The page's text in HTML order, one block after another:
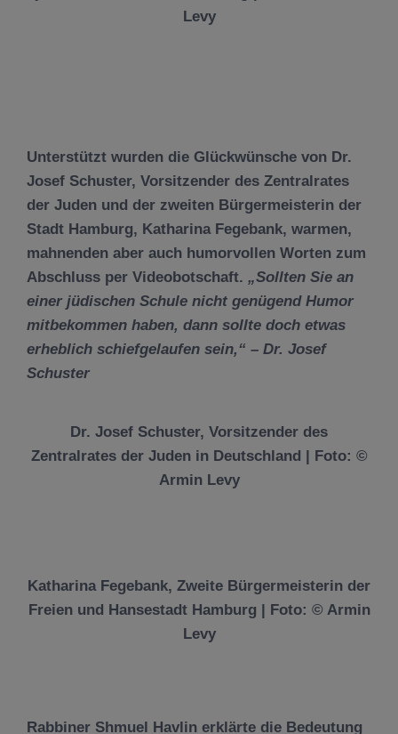
Levy
Unterstützt wurden die Glückwünsche von Dr.
Josef Schuster, Vorsitzender des Zentralrates
der Juden und der zweiten Bürgermeisterin der
Stadt Hamburg, Katharina Fegebank, warmen,
mahnenden aber auch humorvollen Worten zum
Abschluss per Videobotschaft. „Sollten Sie an
einer jüdischen Schule nicht genügend Humor
mitbekommen haben, dann sollte doch etwas
erheblich schiefgelaufen sein,“ – Dr. Josef
Schuster
Dr. Josef Schuster, Vorsitzender des
Zentralrates der Juden in Deutschland | Foto: ©
Armin Levy
Katharina Fegebank, Zweite Bürgermeisterin der
Freien und Hansestadt Hamburg | Foto: © Armin
Levy
Rabbiner Shmuel Havlin erklärte die Bedeutung